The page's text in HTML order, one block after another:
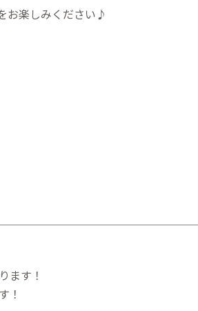
お楽しみください♪
ます！
！